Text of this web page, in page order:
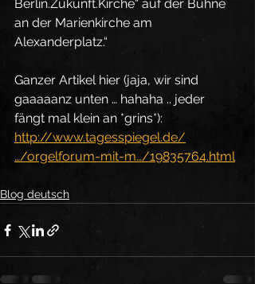
Berlin.Zukunft.Kirche“ auf der Bühne
an der Marienkirche am
Alexanderplatz.“
Ganzer Artikel hier (jaja, wir sind
gaaaaanz unten … hahaha .. jeder
fängt mal klein an *grins*):
http://www.tagesspiegel.de/
…/orgelforum-mit-m…/19835764.html
Blog deutsch